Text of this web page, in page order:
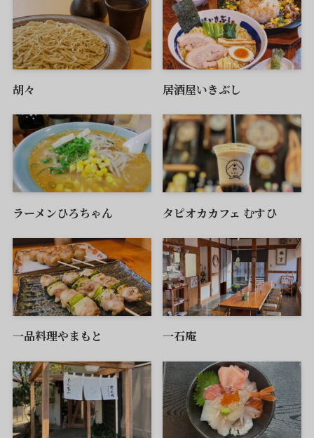
胡々 居酒屋いきぶし
ラーメンひろちゃん タピオカカフェ むすひ
一品料理やまもと 一石庵